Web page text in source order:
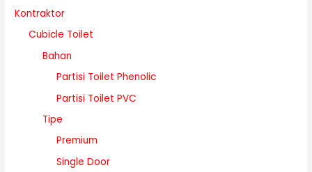
Kontraktor
Cubicle Toilet
Bahan
Partisi Toilet Phenolic
Partisi Toilet PVC
Tipe
Premium
Single Door